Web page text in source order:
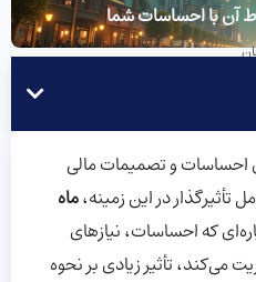
آن با احساسات شما
احساسات و تصمیمات مالی
تأثیرگذار در این زمینه،ماه
که احساسات، نیازهای
می‌کند، تأثیر زیادی بر نحوه